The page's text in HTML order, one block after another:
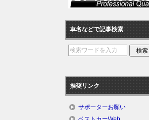
車名などで記事検索
推奨リンク
サポーターお願い